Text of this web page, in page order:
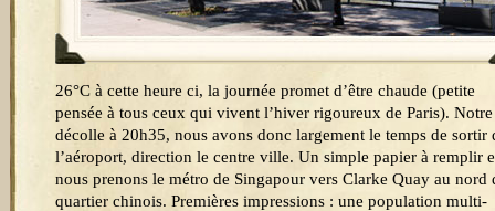
26°C à cette heure ci, la journée promet d’être chaude (petite
pensée à tous ceux qui vivent l’hiver rigoureux de Paris).
décolle à 20h35, nous avons donc largement le temps de sortir
l’aéroport, direction le centre ville. Un simple papier à remplir
nous prenons le métro de Singapour vers Clarke Quay au nord
quartier chinois. Premières impressions : une population multi-